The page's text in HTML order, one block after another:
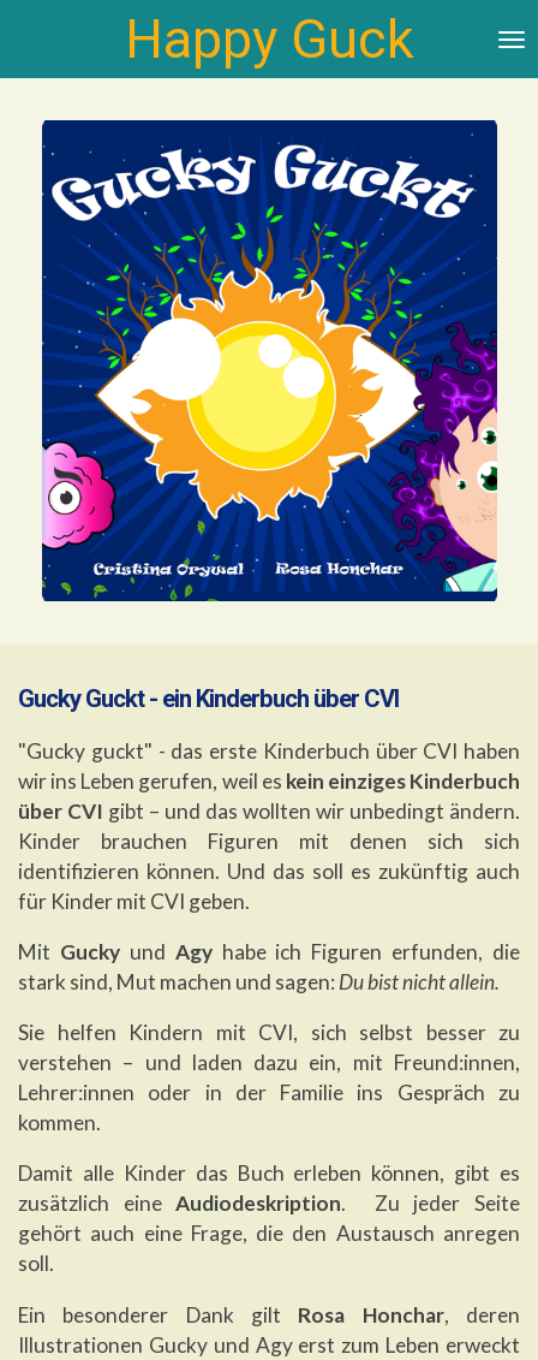
springen
Happy Guck
Gucky Guckt - ein Kinderbuch über CVI
"Gucky guckt" - das erste Kinderbuch über CVI haben
wir ins Leben gerufen, weil es kein einziges Kinderbuch
über CVI gibt – und das wollten wir unbedingt ändern.
Kinder brauchen Figuren mit denen sich sich
identifizieren können. Und das soll es zukünftig auch
für Kinder mit CVI geben.
Mit Guckyund Agyhabe ich Figuren erfunden, die
stark sind, Mut machen und sagen:Du bist nicht allein.
Sie helfen Kindern mit CVI, sich selbst besser zu
verstehen – und laden dazu ein, mit Freund:innen,
Lehrer:innen oder in der Familie ins Gespräch zu
kommen.
Damit alle Kinder das Buch erleben können, gibt es
zusätzlich eineAudiodeskription. Zu jeder Seite
gehört auch eine Frage, die den Austausch anregen
soll.
Ein besonderer Dank gilt Rosa Honchar, deren
Illustrationen Gucky und Agy erst zum Leben erweckt